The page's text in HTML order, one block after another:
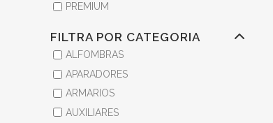
PREMIUM
FILTRA POR CATEGORIA
ALFOMBRAS
APARADORES
ARMARIOS
AUXILIARES